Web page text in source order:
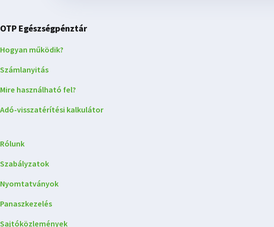
OTP Egészségpénztár
Hogyan működik?
Számlanyitás
Mire használható fel?
Adó-visszatérítési kalkulátor
Rólunk
Szabályzatok
Nyomtatványok
Panaszkezelés
Sajtóközlemények